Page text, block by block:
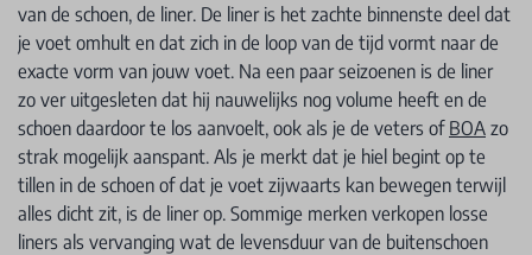
van de schoen, de liner. De liner is het zachte binnenste deel dat
je voet omhult en dat zich in de loop van de tijd vormt naar de
exacte vorm van jouw voet. Na een paar seizoenen is de liner
zo ver uitgesleten dat hij nauwelijks nog volume heeft en de
schoen daardoor te los aanvoelt, ook als je de veters of BOA zo
strak mogelijk aanspant. Als je merkt dat je hiel begint op te
tillen in de schoen of dat je voet zijwaarts kan bewegen terwijl
alles dicht zit, is de liner op. Sommige merken verkopen losse
liners als vervanging wat de levensduur van de buitenschoen